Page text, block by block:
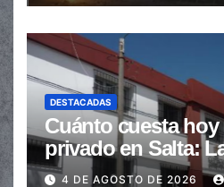
DESTACADAS
Cuánto cuesta
privado en Salta:
de $110.000 a más
4 DE AGOSTO DE 2026